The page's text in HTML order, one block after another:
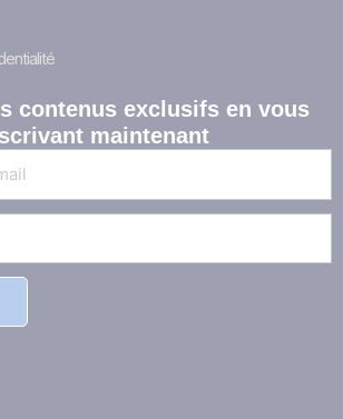
contenus exclusifsen vous
maintenant